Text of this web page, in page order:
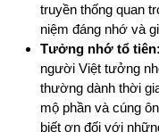
truyền thống quan
niệm đáng nhớ và
Tưởng nhớ tổ tiên:
người Việt tưởng
thường dành thời
mộ phần và cúng
biết ơn đối với